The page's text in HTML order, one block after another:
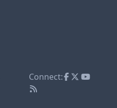
Connect: